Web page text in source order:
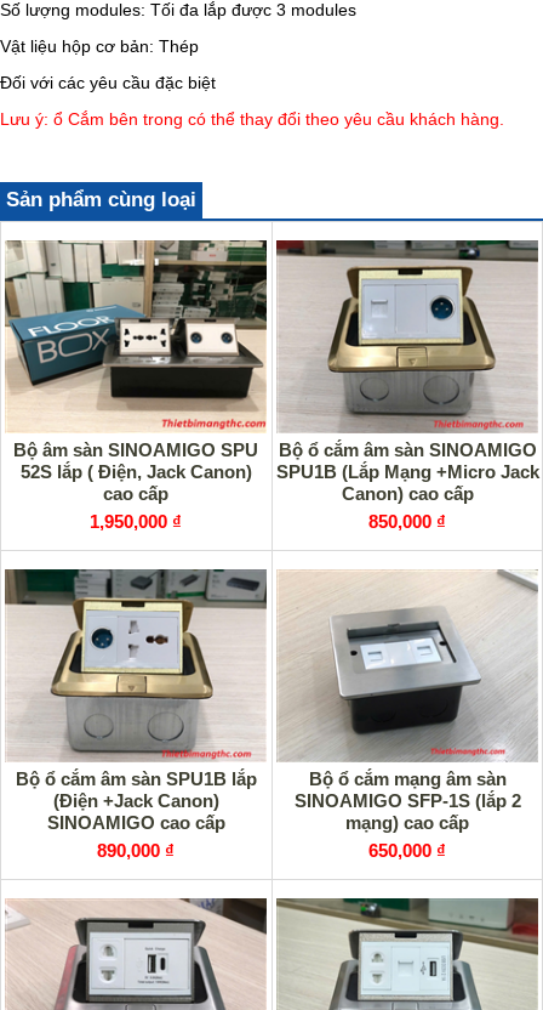
Số lượng modules: Tối đa lắp được 3 modules
Vật liệu hộp cơ bản: Thép
Đối với các yêu cầu đặc biệt
Lưu ý: ổ Cắm bên trong có thể thay đổi theo yêu cầu khách hàng.
Sản phẩm cùng loại
Bộ âm sàn SINOAMIGO SPU
52S lắp ( Điện, Jack Canon)
cao cấp
1,950,000 ₫
Bộ ổ cắm âm sàn SINOAMIGO
SPU1B (Lắp Mạng +Micro Jack
Canon) cao cấp
850,000 ₫
Bộ ổ cắm âm sàn SPU1B lắp
(Điện +Jack Canon)
SINOAMIGO cao cấp
890,000 ₫
Bộ ổ cắm mạng âm sàn
SINOAMIGO SFP-1S (lắp 2
mạng) cao cấp
650,000 ₫